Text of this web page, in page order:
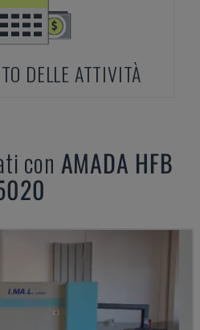
DELLE ATTIVITÀ
con AMADA HFB